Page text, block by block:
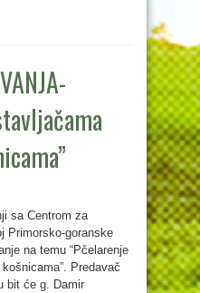
sa Centrom za
Primorsko-goranske
na temu “Pčelarenje
Predavač
bit će g. Damir